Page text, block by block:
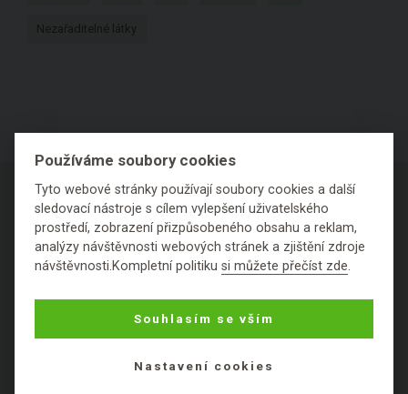
Nezařaditelné látky
O NÁKUPU
Výhody nákupu u nás
Často kladené dotazy
Možnosti plateb
Používáme soubory cookies
Tyto webové stránky používají soubory cookies a další
sledovací nástroje s cílem vylepšení uživatelského
prostředí, zobrazení přizpůsobeného obsahu a reklam,
analýzy návštěvnosti webových stránek a zjištění zdroje
návštěvnosti.Kompletní politikusi můžete přečíst zde.
Souhlasím se vším
Nastavení cookies